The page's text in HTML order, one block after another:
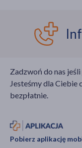
Zadzwoń do nas
Jesteśmy dla Ciebie
bezpłatnie.
Pobierz aplikację